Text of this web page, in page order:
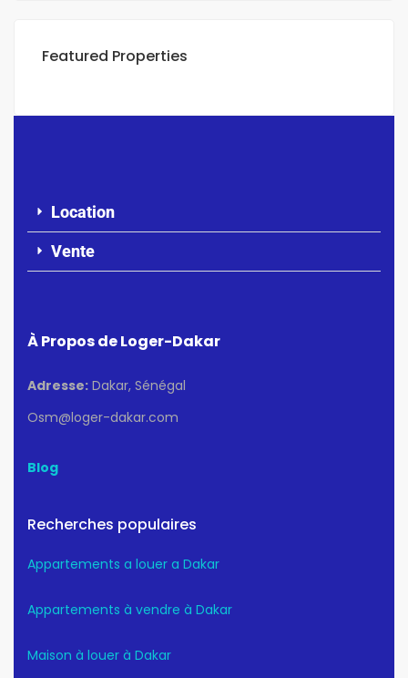
Featured Properties
Location
Vente
À Propos de Loger-Dakar
Adresse: Dakar, Sénégal
Osm@loger-dakar.com
Blog
Recherches populaires
Appartements a louer a Dakar
Appartements à vendre à Dakar
Maison à louer à Dakar